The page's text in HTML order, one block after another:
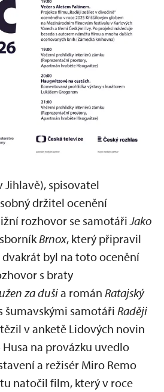
Jihlavě), spisovatel
držitel ocenění
rozhovor se samotáři Jako
Brnox, který připravil
dvakrát byl na toto ocenění
s braty
za dušia román Ratajský
šumavskými samotáři Raději
v anketě Lidových novin
na provázku uvedlo
a režisér Miro Remo
natočil film, který v roce